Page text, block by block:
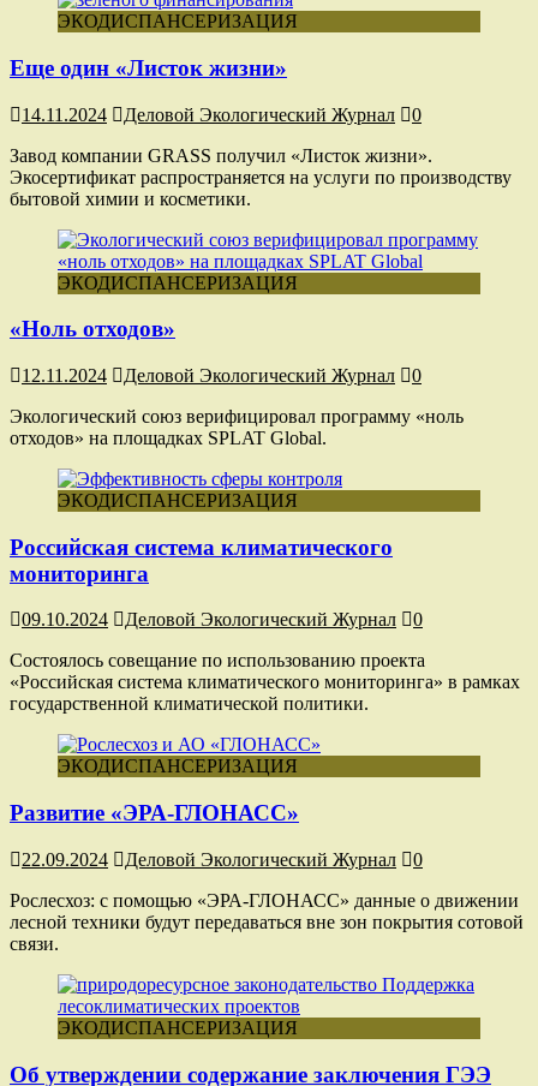
ЭКОДИСПАНСЕРИЗАЦИЯ
Еще один «Листок жизни»
14.11.2024 Деловой Экологический Журнал
0
Завод компании GRASS получил «Листок жизни».
Экосертификат распространяется на услуги по производству
бытовой химии и косметики.
ЭКОДИСПАНСЕРИЗАЦИЯ
«Ноль отходов»
12.11.2024 Деловой Экологический Журнал
0
Экологический союз верифицировал программу «ноль
отходов» на площадках SPLAT Global.
ЭКОДИСПАНСЕРИЗАЦИЯ
Российская система климатического
мониторинга
09.10.2024 Деловой Экологический Журнал
0
Состоялось совещание по использованию проекта
«Российская система климатического мониторинга» в рамках
государственной климатической политики.
ЭКОДИСПАНСЕРИЗАЦИЯ
Развитие «ЭРА-ГЛОНАСС»
22.09.2024 Деловой Экологический Журнал
0
Рослесхоз: с помощью «ЭРА-ГЛОНАСС» данные о движении
лесной техники будут передаваться вне зон покрытия сотовой
связи.
ЭКОДИСПАНСЕРИЗАЦИЯ
Об утверждении содержание заключения ГЭЭ